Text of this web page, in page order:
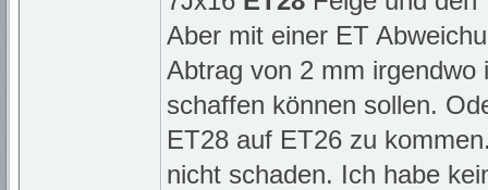
Aber mit einer ET
Abtrag von 2 mm irgendwo
schaffen können sollen.
ET28 auf ET26 zu
nicht schaden. Ich habe